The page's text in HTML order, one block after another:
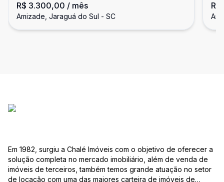
Jaraguá do Sul
R$ 3.300,00 / mês
Amizade, Jaraguá do Sul - SC
Em 1982, surgiu a Chalé Imóveis com o objetivo de oferecer a
solução completa no mercado imobiliário, além de venda de
imóveis de terceiros, também temos grande atuação no setor
de locação com uma das maiores carteira de imóveis de